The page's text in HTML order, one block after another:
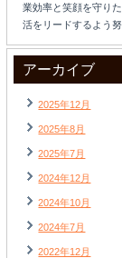
業効率と笑顔を守り
活をリードするよう
アーカイブ
2025年12月
2025年8月
2025年7月
2024年12月
2024年10月
2024年7月
2022年12月